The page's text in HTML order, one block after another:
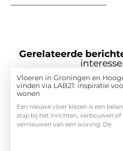
Gerelateerde
Vloeren in Groningen en
vinden via LAB21: inspiratie
wonen
Een nieuwe vloer kiezen is een
stap bij het inrichten, verbouwen of
vernieuwen van een woning. De